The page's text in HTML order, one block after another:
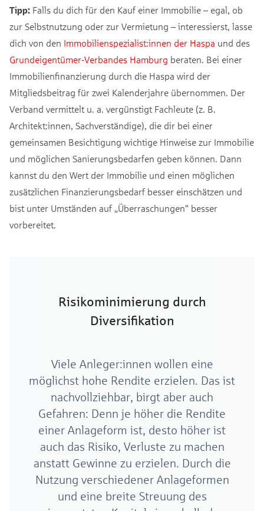
Tipp: Falls du dich für den Kauf einer Immobilie – egal, ob
zur Selbstnutzung oder zur Vermietung – interessierst, lasse
dich von den Immobilienspezialist:innen der Haspa und des
Grundeigentümer-Verbandes Hamburg beraten. Bei einer
Immobilienfinanzierung durch die Haspa wird der
Mitgliedsbeitrag für zwei Kalenderjahre übernommen. Der
Verband vermittelt u. a. vergünstigt Fachleute (z. B.
Architekt:innen, Sachverständige), die dir bei einer
gemeinsamen Besichtigung wichtige Hinweise zur Immobilie
und möglichen Sanierungsbedarfen geben können. Dann
kannst du den Wert der Immobilie und einen möglichen
zusätzlichen Finanzierungsbedarf besser einschätzen und
bist unter Umständen auf „Überraschungen“ besser
vorbereitet.
Risikominimierung durch
Diversifikation
Viele Anleger:innen wollen eine
möglichst hohe Rendite erzielen. Das ist
nachvollziehbar, birgt aber auch
Gefahren: Denn je höher die Rendite
einer Anlageform ist, desto höher ist
auch das Risiko, Verluste zu machen
anstatt Gewinne zu erzielen. Durch die
Nutzung verschiedener Anlageformen
und eine breite Streuung des